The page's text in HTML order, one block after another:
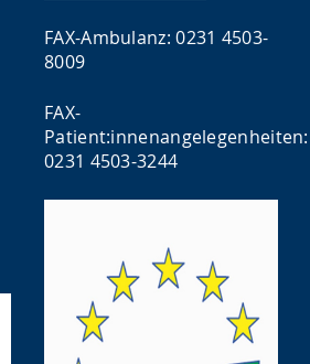
FAX-Ambulanz: 0231 4503-
8009
FAX-
Patient:innenangelegenheiten:
0231 4503-3244